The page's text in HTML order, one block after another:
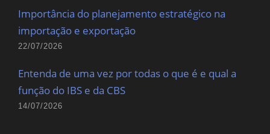
Importância do planejamento estratégico na
importação e exportação
22/07/2026
Entenda de uma vez por todas o que é e qual a
função do IBS e da CBS
14/07/2026